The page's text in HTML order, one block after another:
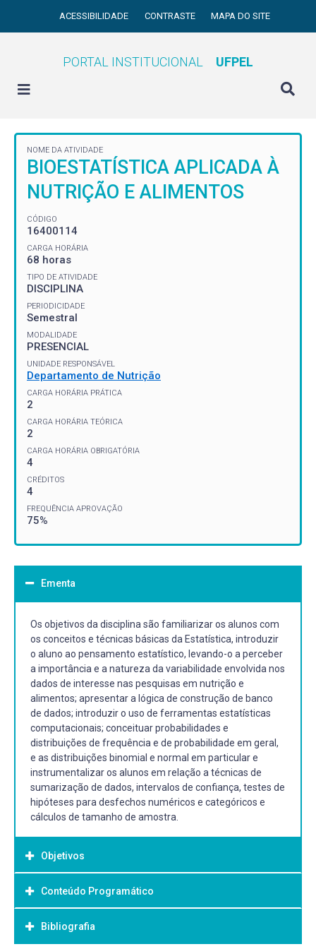
ACESSIBILIDADE CONTRASTE MAPA DO SITE
PORTAL INSTITUCIONAL UFPEL
NOME DA ATIVIDADE
BIOESTATÍSTICA APLICADA À
NUTRIÇÃO E ALIMENTOS
CÓDIGO
16400114
CARGA HORÁRIA
68 horas
TIPO DE ATIVIDADE
DISCIPLINA
PERIODICIDADE
Semestral
MODALIDADE
PRESENCIAL
UNIDADE RESPONSÁVEL
Departamento de Nutrição
CARGA HORÁRIA PRÁTICA
2
CARGA HORÁRIA TEÓRICA
2
CARGA HORÁRIA OBRIGATÓRIA
4
CRÉDITOS
4
FREQUÊNCIA APROVAÇÃO
75%
Ementa
Os objetivos da disciplina são familiarizar os alunos com
os conceitos e técnicas básicas da Estatística, introduzir
o aluno ao pensamento estatístico, levando-o a perceber
a importância e a natureza da variabilidade envolvida nos
dados de interesse nas pesquisas em nutrição e
alimentos; apresentar a lógica de construção de banco
de dados; introduzir o uso de ferramentas estatísticas
computacionais; conceituar probabilidades e
distribuições de frequência e de probabilidade em geral,
e as distribuições binomial e normal em particular e
instrumentalizar os alunos em relação a técnicas de
sumarização de dados, intervalos de confiança, testes de
hipóteses para desfechos numéricos e categóricos e
cálculos de tamanho de amostra.
Objetivos
Objetivo Geral:
Familiarizar os alunos com os conceitos e técnicas
básicas da Estatística.
Conteúdo Programático
1. Tipos de variáveis. Representação tabular e gráfica e
distribuição de frequência
Bibliografia